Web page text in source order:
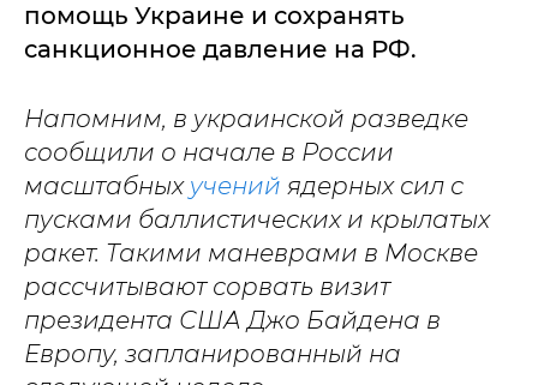
помощь Украине и сохранять
санкционное давление на РФ.
Напомним, в украинской разведке
сообщили о начале в России
масштабных учений ядерных сил с
пусками баллистических и крылатых
ракет. Такими маневрами в Москве
рассчитывают сорвать визит
президента США Джо Байдена в
Европу, запланированный на